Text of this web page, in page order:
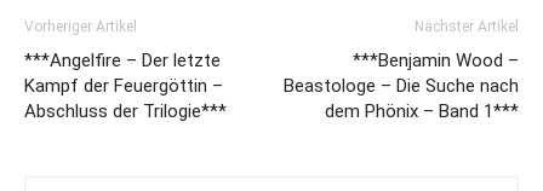
Vorheriger Artikel
***Angelfire – Der letzte
Kampf der Feuergöttin –
Abschluss der Trilogie***
Nächster Artikel
***Benjamin Wood –
Beastologe – Die Suche nach
dem Phönix – Band 1***